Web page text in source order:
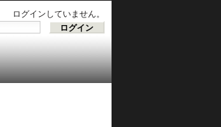
ログインしていません。